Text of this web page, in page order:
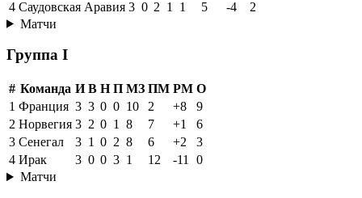
4 Саудовская Аравия 3 0 2 1 1 5 -4
2
Матчи
Группа I
# Команда И В Н П МЗ ПМ РМ О
1 Франция 3 3 0 0 10 2 +8
9
2 Норвегия 3 2 0 1 8 7 +1
6
3 Сенегал 3 1 0 2 8 6 +2
3
4 Ирак 3 0 0 3 1 12 -11
0
Матчи